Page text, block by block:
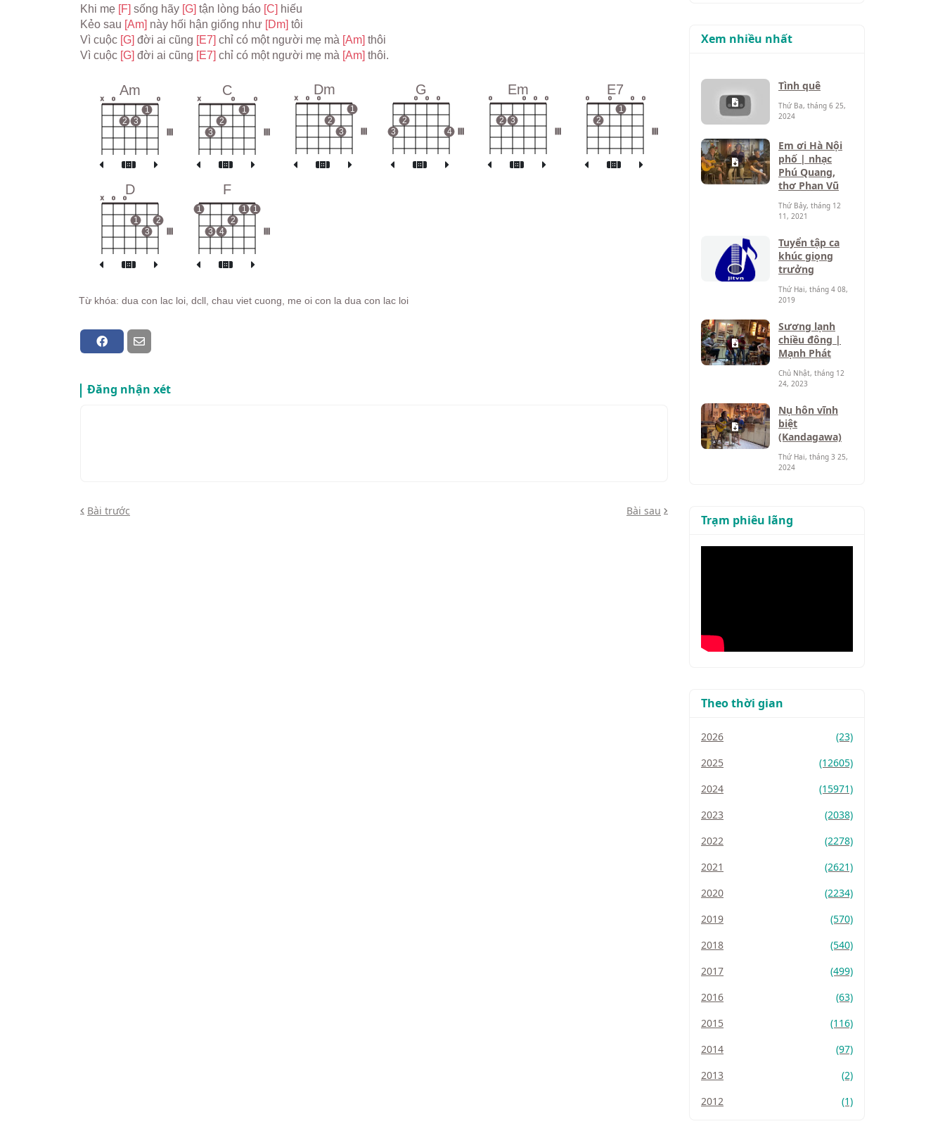
Khi mẹ [F] sống hãy [G] tận lòng báo [C] hiếu
Kẻo sau [Am] này hối hận giống như [Dm] tôi
Vì cuộc [G] đời ai cũng [E7] chỉ có một người mẹ mà [Am] thôi
Vì cuộc [G] đời ai cũng [E7] chỉ có một người mẹ mà [Am] thôi.
Am
x o
2 3
1
o
C
x
3
2
o
1
o
Dm
x o o
2
3
1
G
3
2
o o o
4
Em
o
2 3
o o o
E7
o
2
o
1
o o
D
x o o
1
3
2
F
1
3 4
2
1 1
Từ khóa: dua con lac loi, dcll, chau viet cuong, me oi con la dua con lac loi
Đăng nhận xét
Bài trước Bài sau
Xem nhiều nhất
Tình quê
Thứ Ba, tháng 6 25,
2024
Em ơi Hà Nội
phố | nhạc
Phú Quang,
thơ Phan Vũ
Thứ Bảy, tháng 12
11, 2021
Tuyển tập ca
khúc giọng
trưởng
Thứ Hai, tháng 4 08,
2019
Sương lạnh
chiều đông |
Mạnh Phát
Chủ Nhật, tháng 12
24, 2023
Nụ hôn vĩnh
biệt
(Kandagawa)
Thứ Hai, tháng 3 25,
2024
Trạm phiêu lãng
Theo thời gian
2026
(23)
2025
(12605)
2024
(15971)
2023
(2038)
2022
(2278)
2021
(2621)
2020
(2234)
2019
(570)
2018
(540)
2017
(499)
2016
(63)
2015
(116)
2014
(97)
2013
(2)
2012
(1)